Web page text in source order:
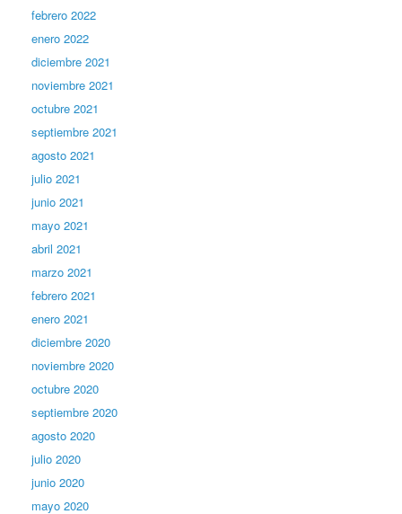
febrero 2022
enero 2022
diciembre 2021
noviembre 2021
octubre 2021
septiembre 2021
agosto 2021
julio 2021
junio 2021
mayo 2021
abril 2021
marzo 2021
febrero 2021
enero 2021
diciembre 2020
noviembre 2020
octubre 2020
septiembre 2020
agosto 2020
julio 2020
junio 2020
mayo 2020